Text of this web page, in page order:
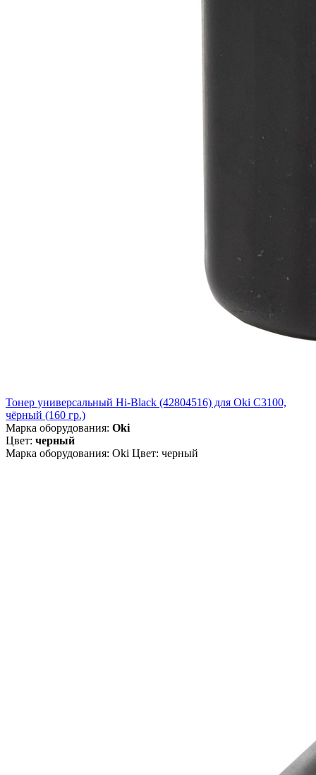
Тонер универсальный Hi-Black (42804516) для Oki С3100,
чёрный (160 гр.)
Марка оборудования: Oki
Цвет: черный
Марка оборудования: Oki Цвет: черный